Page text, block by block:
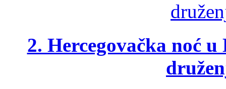
2. Hercegovačka noć